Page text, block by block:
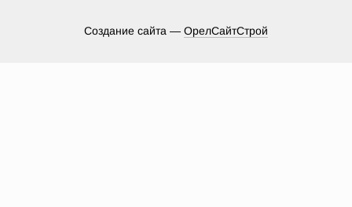
Создание сайта — ОрелСайтСтрой